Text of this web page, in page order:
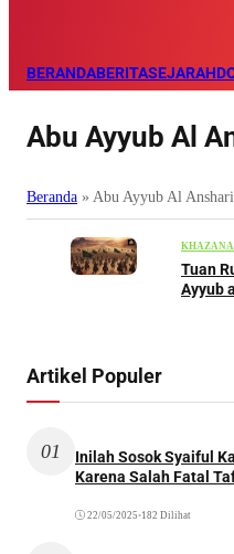
BERANDABERITASEJARAH
Abu Ayyub Al
Beranda » Abu Ayyub Al Anshari
Tuan
Ayyub
Artikel Populer
01
Inilah Sosok Syaiful
Karena Salah Fatal
22/05/2025 •182 Dilihat